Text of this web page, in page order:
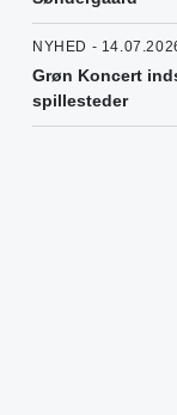
NYHED -
Grøn Koncert
spillesteder